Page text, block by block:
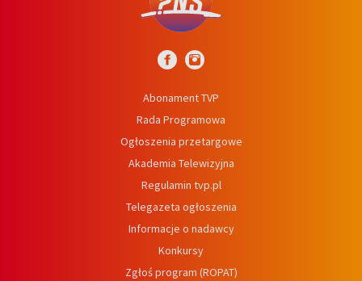
Abonament TVP
Rada Programowa
Ogłoszenia przetargowe
Akademia Telewizyjna
Regulamin tvp.pl
Telegazeta ogłoszenia
Informacje o nadawcy
Konkursy
Zgłoś program (ROPAT)